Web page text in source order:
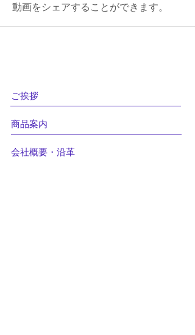
動画をシェアすることができます。
ご挨拶
商品案内
会社概要・沿革